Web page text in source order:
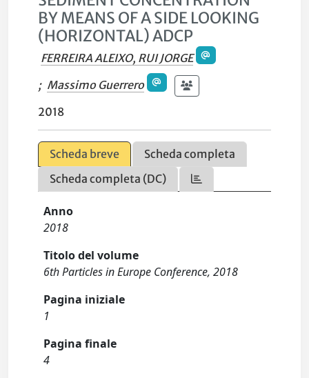
BY MEANS OF A SIDE LOOKING
(HORIZONTAL) ADCP
FERREIRA ALEIXO, RUI JORGE
; Massimo Guerrero
2018
Scheda breve
Scheda completa
Scheda completa (DC)
Anno
2018
Titolo del volume
6th Particles in Europe Conference, 2018
Pagina iniziale
1
Pagina finale
4